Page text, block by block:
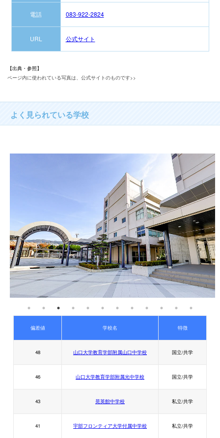
電話 083-922-2824
URL 公式サイト
【出典・参照】
ページ内に使われている写真は、公式サイトのものです>>
よく見られている学校
晃英館中学校
偏差値:43
私立中学校/共学
JR山陽本線「徳山駅」徒歩31分
偏差値 学校名 特徴
48 山口大学教育学部附属山口中学校 国立/共学
46 山口大学教育学部附属光中学校 国立/共学
43 晃英館中学校 私立/共学
41 宇部フロンティア大学付属中学校 私立/共学